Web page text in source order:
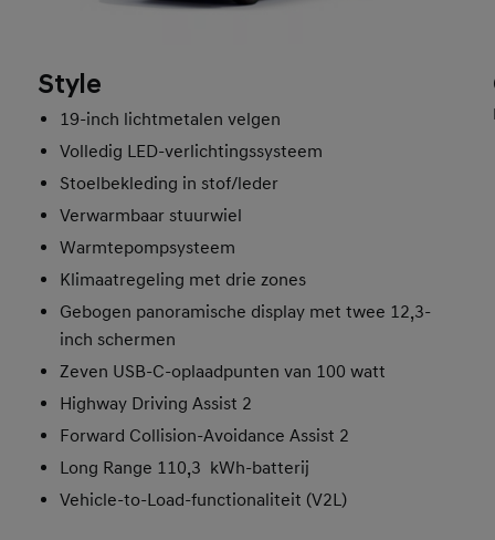
Style
19-inch lichtmetalen velgen
Volledig LED-verlichtingssysteem
Stoelbekleding in stof/leder
Verwarmbaar stuurwiel
Warmtepompsysteem
Klimaatregeling met drie zones
Gebogen panoramische display met twee 12,3-
inch schermen
Zeven USB-C-oplaadpunten van 100 watt
Highway Driving Assist 2
Forward Collision-Avoidance Assist 2
Long Range 110,3 kWh-batterij
Vehicle-to-Load-functionaliteit (V2L)